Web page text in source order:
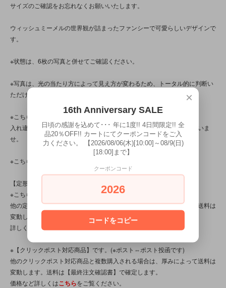
サイズのご確認をお忘れなくお願いいたします。
ウィッシュミーメルの世界観が詰まったファンシーで可愛らしいデザインで
す。
※状態は、6枚の写真と併せてご確認ください。
※写真は、光の当たり方によって見え方が変わるため、トータル的に判断い
ただけると幸いです。
※こちらの商品は店頭でも販売しています。
入れ違いで完売してしまう場合がございます。その際はご容赦くださいま
せ。
※こちらの商品は、中古・ヴィンテージ品です。
【定形外対応商品】
※こちらの商品は【サイズ規格内・(2)～100gまで】です。
他の定形外対応商品と複数購入される場合は、サイズや重量によって送料は
変動します。送料は【最終注文確認書】で確定します。
詳しくは
こちら
※【クリックポスト対応商品】です。(※ポスト⇔ポスト投函です)
他のクリックポスト対応商品と複数購入される場合は、厚みによって送料は
変動します。送料は【最終注文確認書】で確定します。
価格など詳しくはこちらをご覧ください。
×
16th Anniversary SALE
日頃の感謝を込めて･･･ 年に1度!! 4日間限定!! 全
品20％OFF!! カートにてクーポンコードをご入
力ください。 【2026/08/06(木)[10:00]～08/9(日)
[18:00]まで】
クーポンコード
2026
コードをコピー